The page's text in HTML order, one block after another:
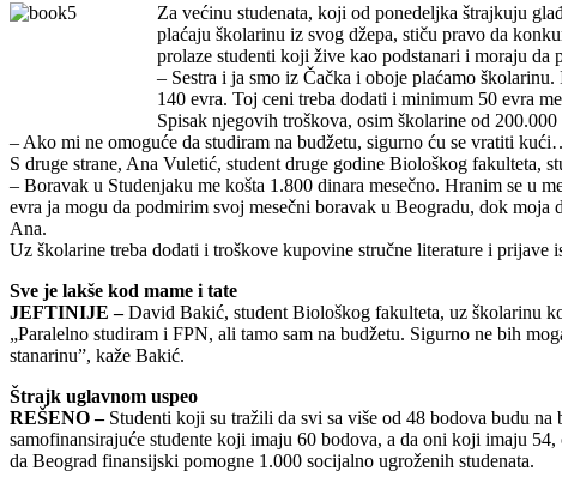
Za većinu studenata, koji od ponedeljka štrajkuju
plaćaju školarinu iz svog džepa, stiču pravo da
prolaze studenti koji žive kao podstanari i moraju da
– Sestra i ja smo iz Čačka i oboje plaćamo
140 evra. Toj ceni treba dodati i minimum 50 evra
Spisak njegovih troškova, osim školarine od
– Ako mi ne omoguće da studiram na budžetu, sigurno ću se vratiti
S druge strane, Ana Vuletić, student druge godine Biološkog fakulteta,
– Boravak u Studenjaku me košta 1.800 dinara mesečno. Hranim se u
evra ja mogu da podmirim svoj mesečni boravak u Beogradu, dok
Ana.
Uz školarine treba dodati i troškove kupovine stručne literature i
Sve je lakše kod mame i tate
JEFTINIJE –David Bakić, student Biološkog fakulteta, uz školarinu
„Paralelno studiram i FPN, ali tamo sam na budžetu. Sigurno ne bih
stanarinu”, kaže Bakić.
Štrajk uglavnom uspeo
REŠENO – Studenti koji su tražili da svi sa više od 48 bodova budu
samofinansirajuće studente koji imaju 60 bodova, a da oni koji imaju
da Beograd finansijski pomogne 1.000 socijalno ugroženih studenata.